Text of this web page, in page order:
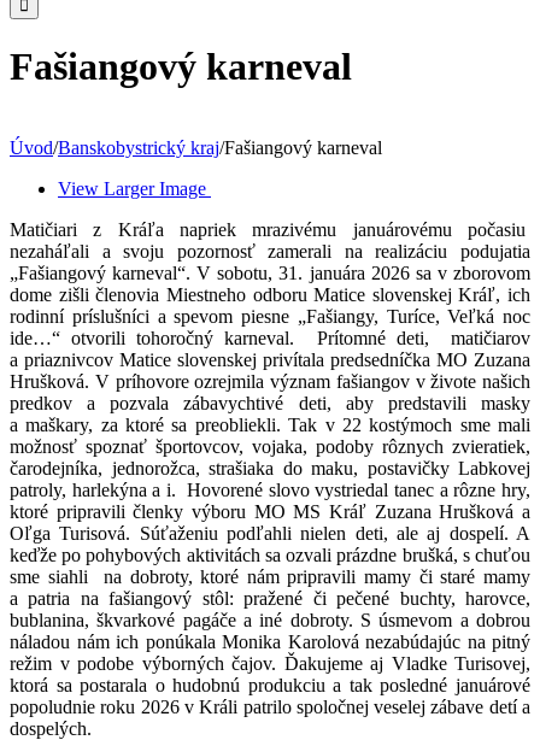
Fašiangový karneval
Úvod/Banskobystrický kraj/Fašiangový karneval
View Larger Image
Matičiari z Kráľa napriek mrazivému januárovému počasiu
nezaháľali a svoju pozornosť zamerali na realizáciu podujatia
„Fašiangový karneval“. V sobotu, 31. januára 2026 sa v zborovom
dome zišli členovia Miestneho odboru Matice slovenskej Kráľ, ich
rodinní príslušníci a spevom piesne „Fašiangy, Turíce, Veľká noc
ide…“ otvorili tohoročný karneval. Prítomné deti, matičiarov
a priaznivcov Matice slovenskej privítala predsedníčka MO Zuzana
Hrušková. V príhovore ozrejmila význam fašiangov v živote našich
predkov a pozvala zábavychtivé deti, aby predstavili masky
a maškary, za ktoré sa preobliekli. Tak v 22 kostýmoch sme mali
možnosť spoznať športovcov, vojaka, podoby rôznych zvieratiek,
čarodejníka, jednorožca, strašiaka do maku, postavičky Labkovej
patroly, harlekýna a i. Hovorené slovo vystriedal tanec a rôzne hry,
ktoré pripravili členky výboru MO MS Kráľ Zuzana Hrušková a
Oľga Turisová. Súťaženiu podľahli nielen deti, ale aj dospelí. A
keďže po pohybových aktivitách sa ozvali prázdne brušká, s chuťou
sme siahli na dobroty, ktoré nám pripravili mamy či staré mamy
a patria na fašiangový stôl: pražené či pečené buchty, harovce,
bublanina, škvarkové pagáče a iné dobroty. S úsmevom a dobrou
náladou nám ich ponúkala Monika Karolová nezabúdajúc na pitný
režim v podobe výborných čajov. Ďakujeme aj Vladke Turisovej,
ktorá sa postarala o hudobnú produkciu a tak posledné januárové
popoludnie roku 2026 v Králi patrilo spoločnej veselej zábave detí a
dospelých.